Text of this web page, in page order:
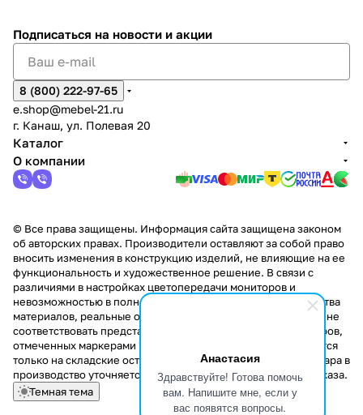
Анастасия
Здравствуйте! Готова помочь
вам. Напишите мне, если у
вас появятся вопросы.
Подписаться на новости и акции
8 (800) 222-97-65
e.shop@mebel-21.ru
г. Канаш, ул. Полевая 20
Каталог
О компании
© Все права защищены. Информация сайта защищена законом
об авторских правах. Производители оставляют за собой право
вносить изменения в конструкцию изделий, не влияющие на ее
функциональность и художественное решение. В связи с
различиями в настройках цветопередачи мониторов и
невозможностью в полной мере передать некоторые свойства
материалов, реальные оттенки и текстуры продукции могут не
соответствовать представленным на сайте. Стоимость товаров,
отмеченных маркерами "Скидка!" и "Акция!" распространяется
только на складские остатки. Стоимость заказа данного товара в
производство уточняется у менеджера при оформлении заказа.
Темная тема